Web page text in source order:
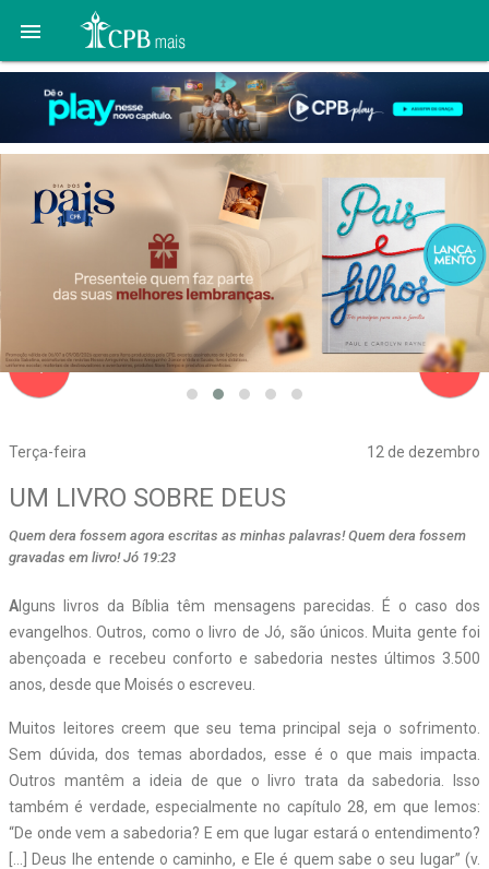

Terça-feira 12 de dezembro
navigate_before
UM LIVRO SOBRE DEUS
Quem dera fossem agora escritas as minhas palavras! Quem dera fossem
gravadas em livro! Jó 19:23
Alguns livros da Bíblia têm mensagens parecidas. É o caso dos
evangelhos. Outros, como o livro de Jó, são únicos. Muita gente foi
abençoada e recebeu conforto e sabedoria nestes últimos 3.500
anos, desde que Moisés o escreveu.
Muitos leitores creem que seu tema principal seja o sofrimento.
Sem dúvida, dos temas abordados, esse é o que mais impacta.
Outros mantêm a ideia de que o livro trata da sabedoria. Isso
também é verdade, especialmente no capítulo 28, em que lemos:
“De onde vem a sabedoria? E em que lugar estará o entendimento?
[…] Deus lhe entende o caminho, e Ele é quem sabe o seu lugar” (v.
navigate_next